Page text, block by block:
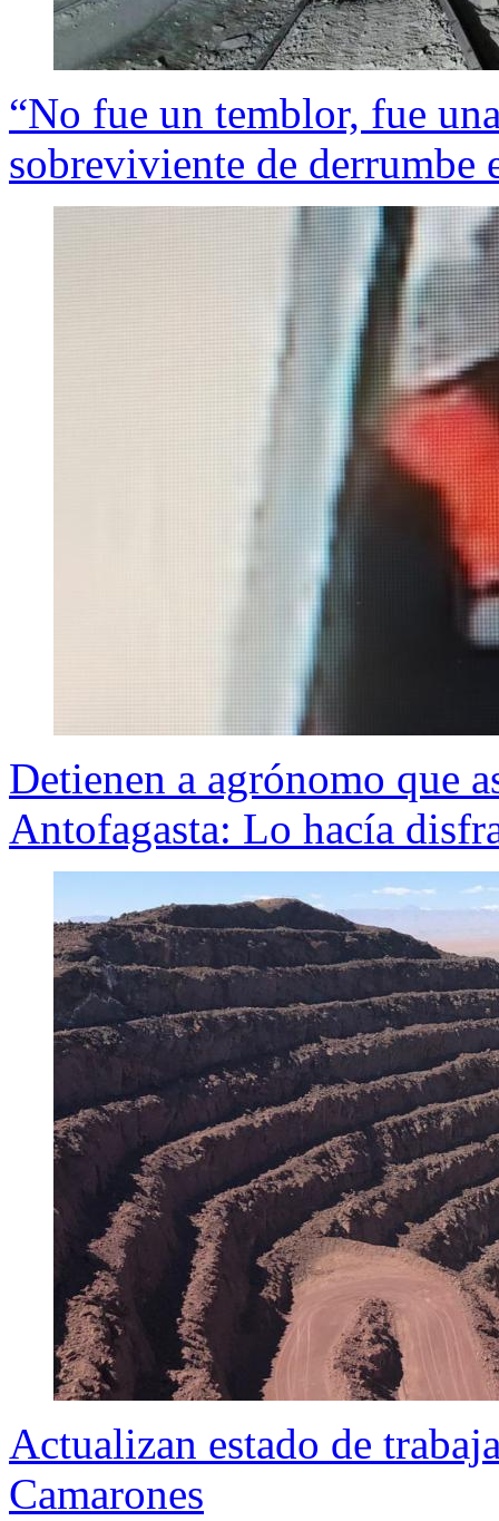
“No fue un temblor, fue
sobreviviente de derrumbe
Detienen a agrónomo que
Antofagasta: Lo hacía
Actualizan estado de
Camarones